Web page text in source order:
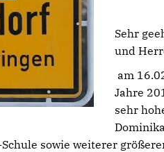
Sehr
und
am
Jahre
sehr
sowie weiterer